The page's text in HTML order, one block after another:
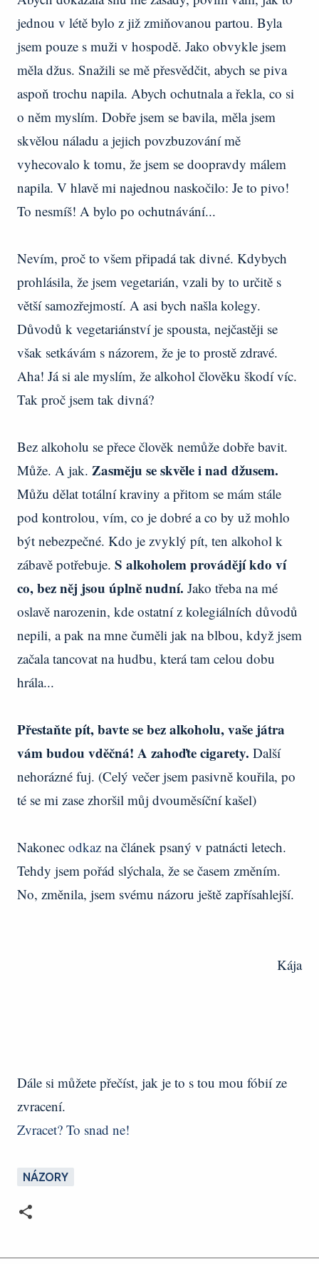
jednou v létě bylo z již zmiňovanou partou. Byla
jsem pouze s muži v hospodě. Jako obvykle jsem
měla džus. Snažili se mě přesvědčit, abych se piva
aspoň trochu napila. Abych ochutnala a řekla, co si
o něm myslím. Dobře jsem se bavila, měla jsem
skvělou náladu a jejich povzbuzování mě
vyhecovalo k tomu, že jsem se doopravdy málem
napila. V hlavě mi najednou naskočilo: Je to pivo!
To nesmíš! A bylo po ochutnávání...
Nevím, proč to všem připadá tak divné. Kdybych
prohlásila, že jsem vegetarián, vzali by to určitě s
větší samozřejmostí. A asi bych našla kolegy.
Důvodů k vegetariánství je spousta, nejčastěji se
však setkávám s názorem, že je to prostě zdravé.
Aha! Já si ale myslím, že alkohol člověku škodí víc.
Tak proč jsem tak divná?
Bez alkoholu se přece člověk nemůže dobře bavit.
Může. A jak. Zasměju se skvěle i nad džusem.
Můžu dělat totální kraviny a přitom se mám stále
pod kontrolou, vím, co je dobré a co by už mohlo
být nebezpečné. Kdo je zvyklý pít, ten alkohol k
zábavě potřebuje. S alkoholem provádějí kdo ví
co, bez něj jsou úplně nudní. Jako třeba na mé
oslavě narozenin, kde ostatní z kolegiálních důvodů
nepili, a pak na mne čuměli jak na blbou, když jsem
začala tancovat na hudbu, která tam celou dobu
hrála...
Přestaňte pít, bavte se bez alkoholu, vaše játra
vám budou vděčná! A zahoďte cigarety. Další
nehorázné fuj. (Celý večer jsem pasivně kouřila, po
té se mi zase zhoršil můj dvouměsíční kašel)
Nakonec odkaz na článek psaný v patnácti letech.
Tehdy jsem pořád slýchala, že se časem změním.
No, změnila, jsem svému názoru ještě zapřísahlejší.
Kája
Dále si můžete přečíst, jak je to s tou mou fóbií ze
zvracení.
Zvracet? To snad ne!
NÁZORY